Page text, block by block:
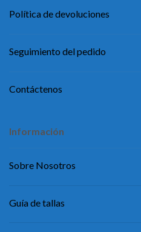
Política de devoluciones
Seguimiento del pedido
Contáctenos
Información
Sobre Nosotros
Guía de tallas